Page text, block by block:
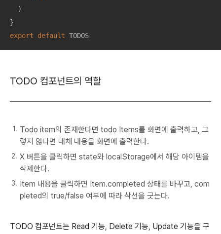
  )
export
default TODOS
TODO 컴포넌트의 역할
Todo item의 존재한다면 todo Items를 화면에 출력하고, 그
렇지 않다면 대체 내용을 화면에 출력한다.
X 버튼을 클릭하면 state와 localStorage에서 해당 아이템을
삭제한다.
Item 내용을 클릭하면 Item.completed 상태를 바꾸고, com
pleted의 true/false 여부에 따라 삭선을 긋는다.
TODO 컴포넌트는 Read 기능, Delete 기능, Update 기능을 구